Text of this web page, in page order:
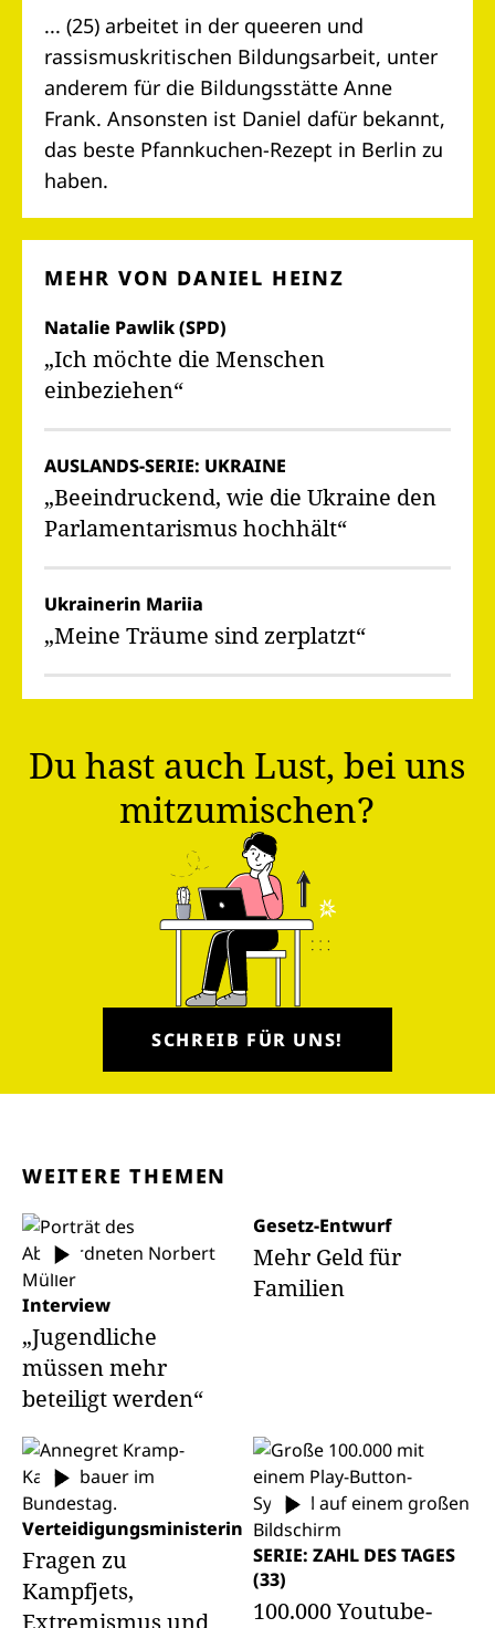
... (25) arbeitet in der queeren und
rassismuskritischen Bildungsarbeit, unter
anderem für die Bildungsstätte Anne
Frank. Ansonsten ist Daniel dafür bekannt,
das beste Pfannkuchen-Rezept in Berlin zu
haben.
MEHR VON DANIEL HEINZ
Natalie Pawlik (SPD)
„Ich möchte die Menschen
einbeziehen“
AUSLANDS-SERIE: UKRAINE
„Beeindruckend, wie die Ukraine den
Parlamentarismus hochhält“
Ukrainerin Mariia
„Meine Träume sind zerplatzt“
Du hast auch Lust, bei uns
mitzumischen?
SCHREIB FÜR UNS!
WEITERE THEMEN
Interview
„Jugendliche
müssen mehr
beteiligt werden“
Gesetz-Entwurf
Mehr Geld für
Familien
Verteidigungsministerin
Fragen zu
Kampfjets,
SERIE: ZAHL DES TAGES
(33)
100.000 Youtube-